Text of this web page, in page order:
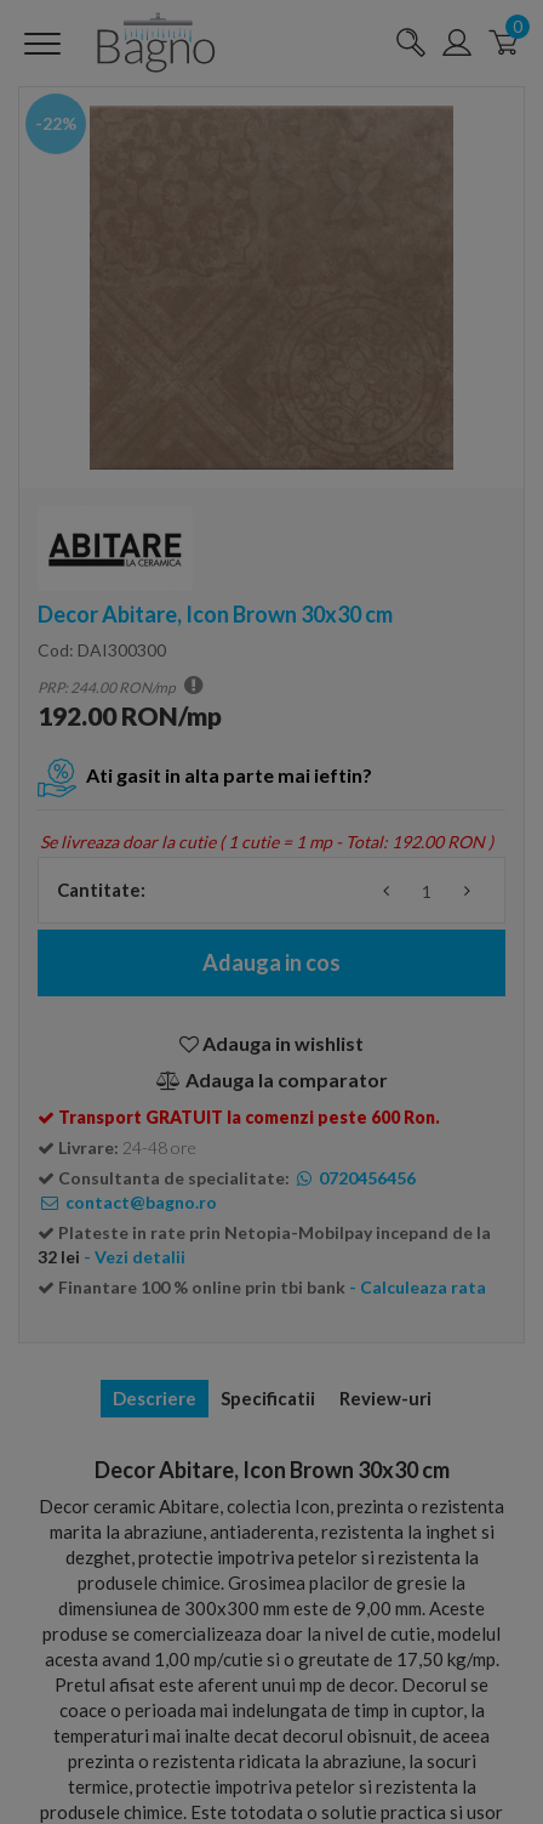
0
-22%
Decor Abitare, Icon Brown 30x30 cm
Cod: DAI300300
PRP: 244.00 RON/mp
192.00 RON/mp
Ati gasit in alta parte mai ieftin?
Se livreaza doar la cutie (1 cutie = 1 mp - Total: 192.00 RON )
Cantitate:
Adauga in cos
Adauga in wishlist
Adauga la comparator
Transport GRATUIT la comenzi peste 600 Ron.
Livrare: 24-48 ore
Consultanta de specialitate:
0720456456
contact@bagno.ro
Plateste in rate prin Netopia-Mobilpay incepand de la
32 lei - Vezi detalii
Finantare 100 % online prin tbi bank - Calculeaza rata
Descriere Specificatii Review-uri
Decor Abitare, Icon Brown 30x30 cm
Decor ceramic Abitare, colectia Icon, prezinta o rezistenta
marita la abraziune, antiaderenta, rezistenta la inghet si
dezghet, protectie impotriva petelor si rezistenta la
produsele chimice. Grosimea placilor de gresie la
dimensiunea de 300x300 mm este de 9,00 mm. Aceste
produse se comercializeaza doar la nivel de cutie, modelul
acesta avand 1,00 mp/cutie si o greutate de 17,50 kg/mp.
Pretul afisat este aferent unui mp de decor. Decorul se
coace o perioada mai indelungata de timp in cuptor, la
temperaturi mai inalte decat decorul obisnuit, de aceea
prezinta o rezistenta ridicata la abraziune, la socuri
termice, protectie impotriva petelor si rezistenta la
produsele chimice. Este totodata o solutie practica si usor